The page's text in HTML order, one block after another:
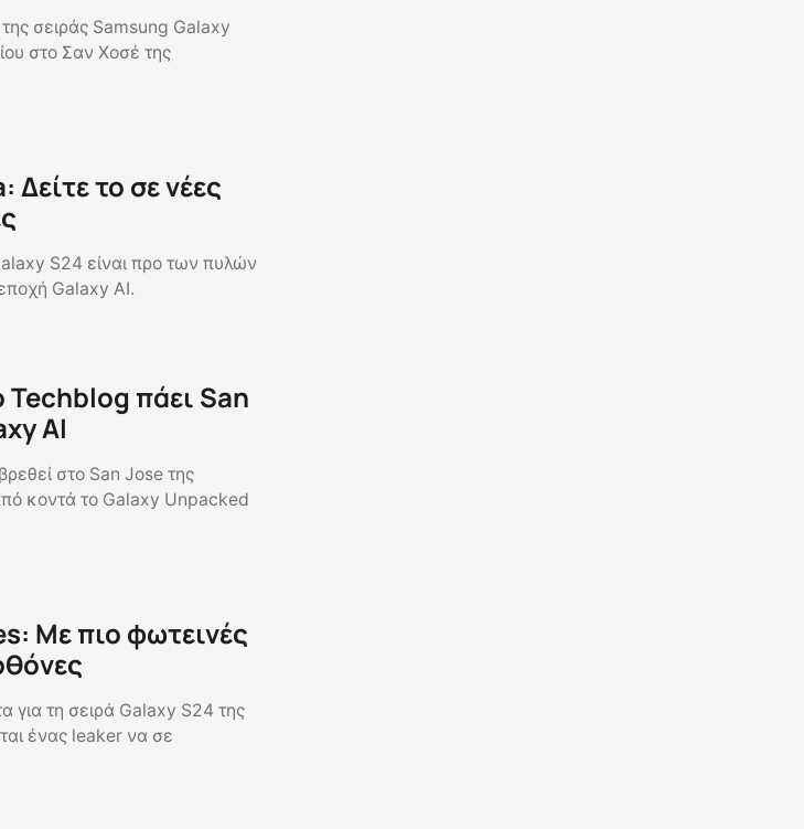
σειράς Samsung Galaxy
στο Σαν Χοσέ της
το σε νέες
S24 είναι προ των πυλών
Galaxy AI.
πάει San
AI
στο San Jose της
κοντά το Galaxy Unpacked
Με πιο φωτεινές
για τη σειρά Galaxy S24 της
ένας leaker να σε